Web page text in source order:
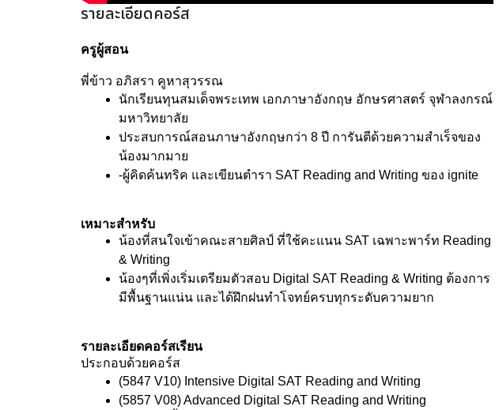
รายละเอียดคอร์ส
ครูผู้สอน
พี่ข้าว อภิสรา คูหาสุวรรณ
นักเรียนทุนสมเด็จพระเทพ เอกภาษาอังกฤษ อักษรศาสตร์ จุฬาลงกรณ์
มหาวิทยาลัย
ประสบการณ์สอนภาษาอังกฤษกว่า 8 ปี การันตีด้วยความสำเร็จของ
น้องมากมาย
-ผู้คิดค้นทริค และเขียนตำรา SAT Reading and Writing ของ ignite
เหมาะสำหรับ
น้องที่สนใจเข้าคณะสายศิลป์ ที่ใช้คะแนน SAT เฉพาะพาร์ท Reading
& Writing
น้องๆที่เพิ่งเริ่มเตรียมตัวสอบ Digital SAT Reading & Writing ต้องการ
มีพื้นฐานแน่น และได้ฝึกฝนทำโจทย์ครบทุกระดับความยาก
รายละเอียดคอร์สเรียน
ประกอบด้วยคอร์ส
(5847 V10) Intensive Digital SAT Reading and Writing
(5857 V08) Advanced Digital SAT Reading and Writing